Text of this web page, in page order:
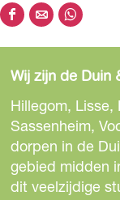
D
e
l
d
e
z
e
p
D
e
l
d
e
z
e
p
D
e
l
d
e
z
e
p
Wij zijn de Duin
Hillegom,
Sassenheim,
dorpen in de
gebied midden
dit veelzijdige